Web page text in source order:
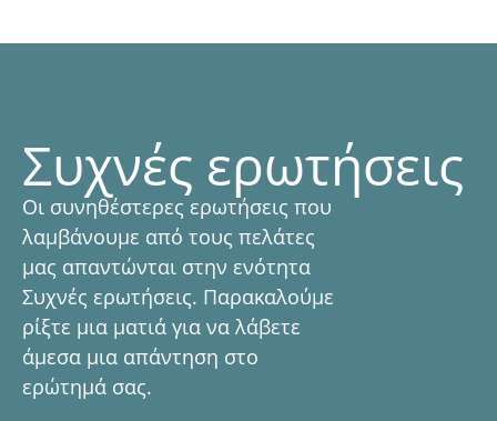
Συχνές ερωτήσεις
Οι συνηθέστερες ερωτήσεις που
λαμβάνουμε από τους πελάτες
μας απαντώνται στην ενότητα
Συχνές ερωτήσεις. Παρακαλούμε
ρίξτε μια ματιά για να λάβετε
άμεσα μια απάντηση στο
ερώτημά σας.